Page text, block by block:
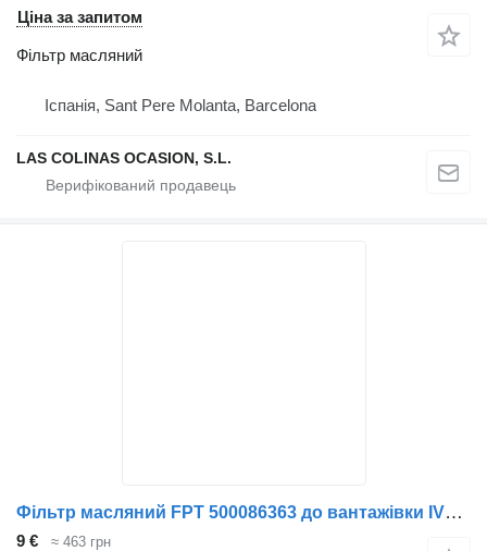
Ціна за запитом
Фільтр масляний
Іспанія, Sant Pere Molanta, Barcelona
LAS COLINAS OCASION, S.L.
Фільтр масляний FPT 500086363 до вантажівки IVECO CrossWay UrbanWay Eurocargo Tector
9 € ≈ 463 грн